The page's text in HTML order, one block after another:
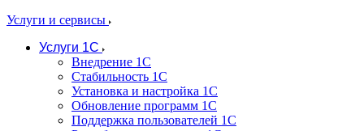
Услуги и сервисы
Услуги 1С
Внедрение 1С
Стабильность 1С
Установка и настройка 1С
Обновление программ 1С
Поддержка пользователей 1С